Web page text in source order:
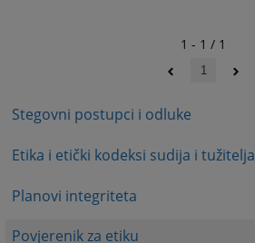
Stegovni postupci i odluke
Etika i etički kodeksi sudija i tužitelja
Planovi integriteta
Povjerenik za etiku
1 - 1 / 1
1